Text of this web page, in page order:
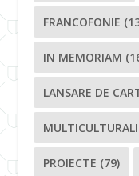
FRANCOFONIE
IN MEMORIAM
LANSARE DE
PROIECTE (79)